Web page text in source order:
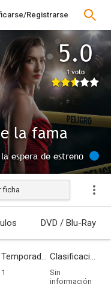
Registrarse
5.0
1 voto
la fama
espera de estreno
ficha
DVD / Blu-Ray
Temporadas
1
Clasificación por edades
Sin
información